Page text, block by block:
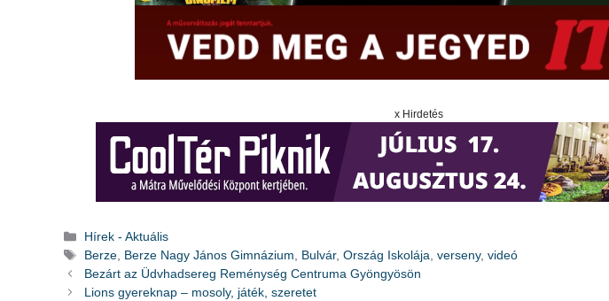
x Hirdetés
Kategória
Hírek - Aktuális
Címkék
Berze, Berze Nagy János Gimnázium, Bulvár,Ország Iskolája,verseny,videó
Bezárt az Üdvhadsereg Reménység Centruma Gyöngyösön
Lions gyereknap – mosoly, játék, szeretet